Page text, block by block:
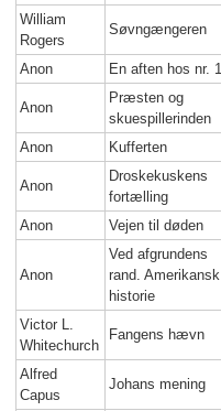
William
Rogers
Søvngængeren
Anon En aften hos nr. 1
Anon
Præsten og
skuespillerinden
Anon Kufferten
Anon
Droskekuskens
fortælling
Anon Vejen til døden
Anon
Ved afgrundens
rand. Amerikansk
historie
Victor L.
Whitechurch
Fangens hævn
Alfred
Capus
Johans mening